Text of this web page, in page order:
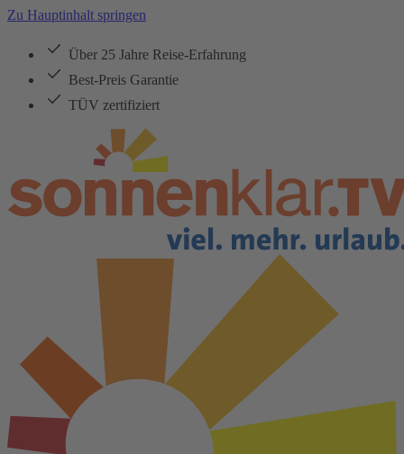
Zu Hauptinhalt springen
Über 25 Jahre Reise-Erfahrung
Best-Preis Garantie
TÜV zertifiziert